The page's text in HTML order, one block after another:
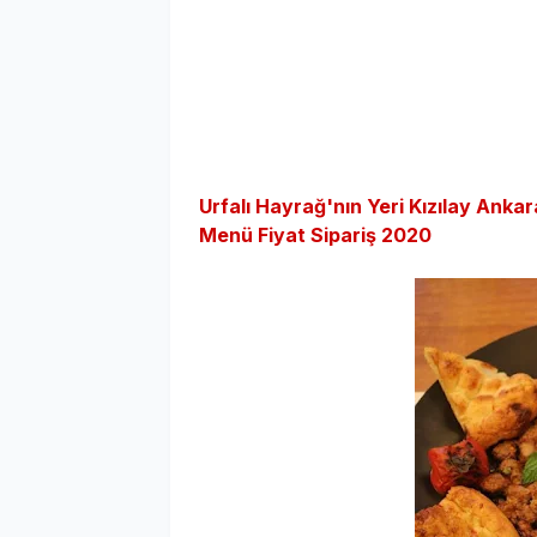
Urfalı Hayrağ'nın Yeri Kızılay
Menü Fiyat Sipariş 2020